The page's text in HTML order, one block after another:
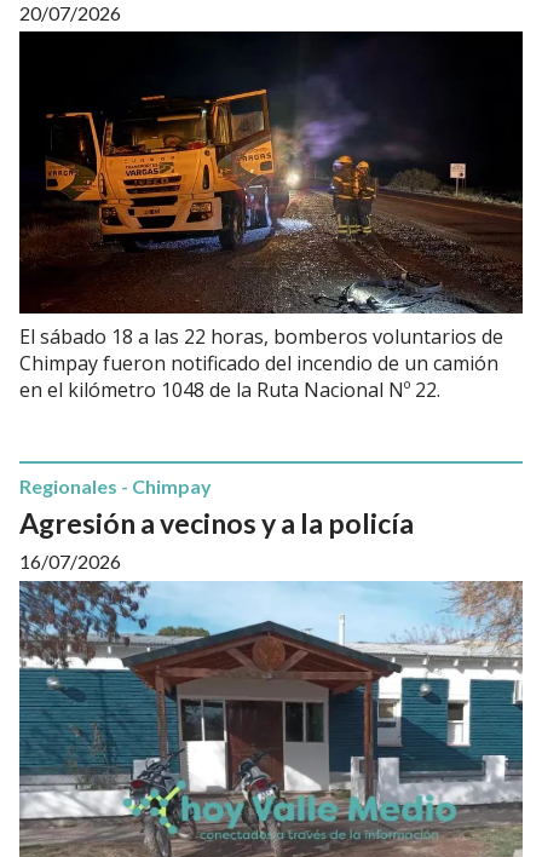
20/07/2026
El sábado 18 a las 22 horas, bomberos voluntarios de
Chimpay fueron notificado del incendio de un camión
en el kilómetro 1048 de la Ruta Nacional Nº 22.
Agresión a vecinos y a la policía
Regionales - Chimpay
16/07/2026